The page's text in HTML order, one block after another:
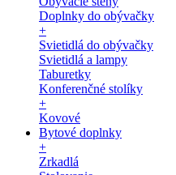
Doplnky do obývačky
+
Svietidlá do obývačky
Svietidlá a lampy
Taburetky
Konferenčné stolíky
+
Kovové
Bytové doplnky
+
Zrkadlá